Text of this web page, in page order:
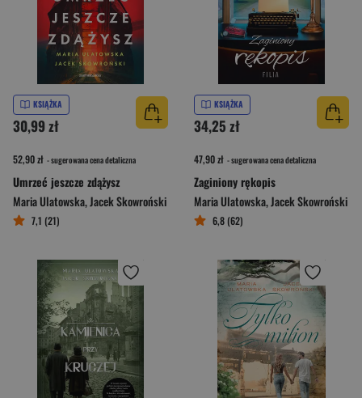
KSIĄŻKA
30,99 zł
52,90 zł - sugerowana cena detaliczna
Umrzeć jeszcze zdążysz
Maria Ulatowska,Jacek Skowroński
7,1 (21)
KSIĄŻKA
34,25 zł
47,90 zł - sugerowana cena detaliczna
Zaginiony rękopis
Maria Ulatowska,Jacek Skowroński
6,8 (62)